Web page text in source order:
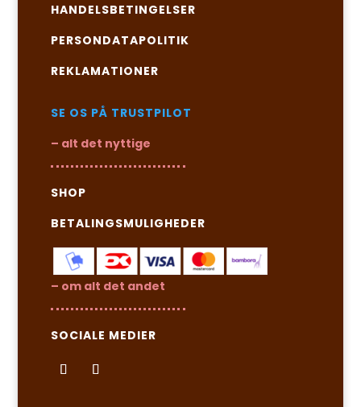
HANDELSBETINGELSER
PERSONDATAPOLITIK
REKLAMATIONER
SE OS PÅ TRUSTPILOT
– alt det nyttige
SHOP
BETALINGSMULIGHEDER
– om alt det andet
SOCIALE MEDIER